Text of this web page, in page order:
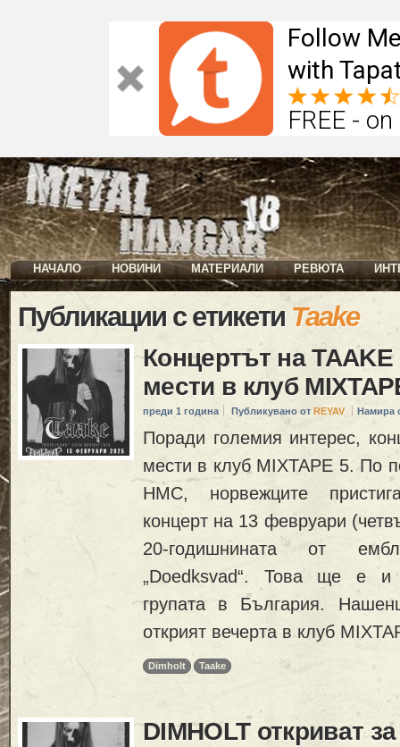
Follow
with
FREE -
НАЧАЛО НОВИНИ МАТЕРИАЛИ РЕВЮТА
Публикации с етикети Taake
Концертът на
мести в клуб
преди 1 година Публикувано от REYAV Намира
Поради големия интерес,
мести в клуб MIXTAPE 5. По
HMC, норвежците
концерт на 13 февруари
20-годишнината от
„Doedksvad“. Това ще е и
групата в България.
открият вечерта в клуб
Dimholt Taake
DIMHOLT откриват